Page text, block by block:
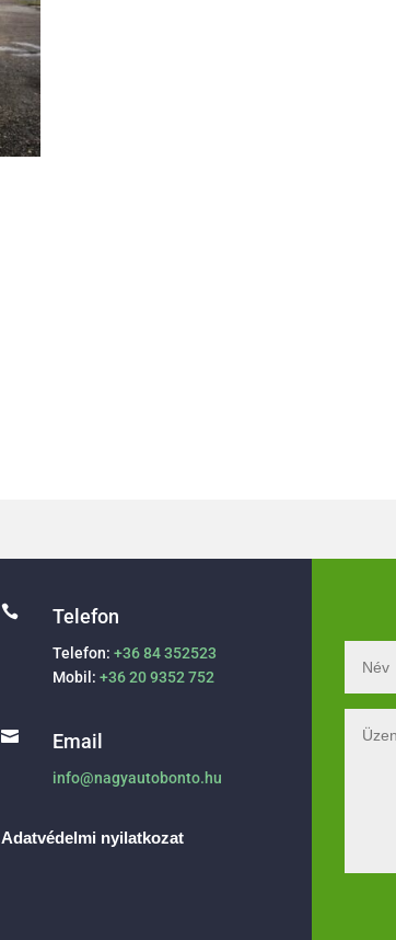
 Telefon
Telefon:+36 84 352523
Mobil:+36 20 9352 752
 Email
info@nagyautobonto.hu
Adatvédelmi nyilatkozat